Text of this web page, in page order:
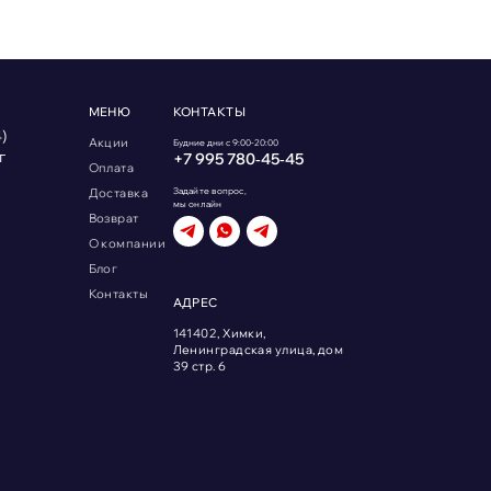
МЕНЮ
Акции
Оплата
Доставка
Возврат
О компании
Блог
Контакты
КОНТАКТЫ
Будние дни с 9:00-20:00
+7 995 780‑45‑45
Задайте вопрос,
мы онлайн
АДРЕС
141402, Химки,
Ленинградская улица, дом
39 стр. 6